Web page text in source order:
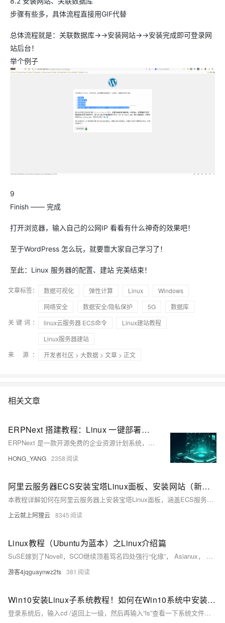
步骤有些多，具体流程直接用GIF代替
总体流程就是：关联数据库→→安装网站→→安装完成即可登录网
站后台！
举个例子
9
Finish —— 完成
打开浏览器，输入自己的公网IP 看看有什么神奇的效果吧！
至于WordPress 怎么玩，就要靠大家自己学习了！
至此：Linux 服务器的配置、建站 完美结束！
文章标签： 数据可视化 弹性计算 Linux
Windows
网络安全
数据安全/隐私保护 5G
数据库
关键词：
linux云服务器 ECS命令
Linux建站教程
Linux服务器建站
来 源：
开发者社区 > 大数据 > 文章 > 正文
相关文章
ERPNext 搭建教程：Linux 一键部署与维护
ERPNext 是一款开源免费的企业资源计划系统，适用于中小企业信息化管理。基于 Python 和 Frappe 框架开发，支持财务、销售、人力、库存等模块，具备高度可定制性。本文介绍如何通过 Websoft9 在 Linux 下快速部署 ERPNext，并提供环境配置、系统维护等实用建议，适合开发者和企业用户快速上手。
HONG_YANG 2358
阿里云服务器ECS安装宝塔Linux面板、安装网站（新手图文教程）
本教程详解如何在阿里云服务器上安装宝塔Linux面板，涵盖ECS服务器手动安装步骤，包括系统准备、远程连接、安装命令执行、端口开放及LNMP环境部署，手把手引导用户快速搭建网站环境。
上云就上阿狸云 8345
Linux教程（Ubuntu为蓝本）之Linux介绍篇
SuSE嫁到了Novell，SCO继续顶着骂名四处强行“化缘”， Asianux， MandrakeSoft也在五年中首次宣布季度赢利。3月，SGI宣布成功实现了Linux操作系统支持256个Itanium 2处理器。[1-2]
游客4jqguaynwz2fs 381
Win10安装Linux子系统教程！如何在Win10系统中安装Ubuntu！
登录系统后，输入cd /返回上一级，然后再输入“ls”查看一下系统文件目录，看看对不对！